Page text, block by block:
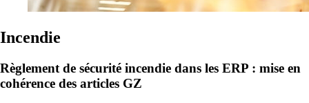
Incendie
Règlement de sécurité incendie dans les ERP : mise en
cohérence des articles GZ